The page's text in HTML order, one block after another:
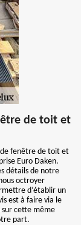
de toit et
de fenêtre de toit et
Euro Daken.
détails de notre
octroyer
d’établir un
est à faire via le
cette même
part.